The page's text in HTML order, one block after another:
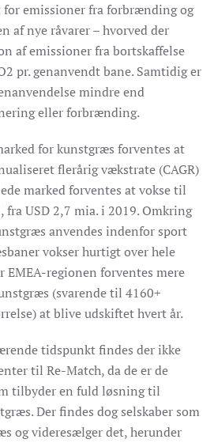
emissioner fra forbrænding og
af nye råvarer – hvorved der
af emissioner fra bortskaffelse
pr. genanvendt bane. Samtidig er
mindre end
eller forbrænding.
for kunstgræs forventes at
flerårig vækstrate (CAGR)
marked forventes at vokse til
fra USD 2,7 mia. i 2019. Omkring
anvendes indenfor sport
vokser hurtigt over hele
EMEA-regionen forventes mere
(svarende til 4160+
at blive udskiftet hvert år.
tidspunkt findes der ikke
til Re-Match, da de er de
tilbyder en fuld løsning til
Der findes dog selskaber som
og videresælger det, herunder